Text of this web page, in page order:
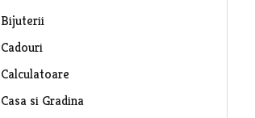
Bijuterii
Cadouri
Calculatoare
Casa si Gradina